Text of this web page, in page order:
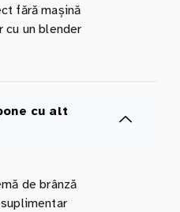
fără mașină
cu un blender
cu alt
de brânză